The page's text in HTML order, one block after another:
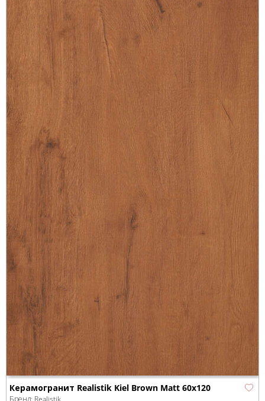
Керамогранит Realistik Kiel Brown Matt 60x120
Бренд: Realistik